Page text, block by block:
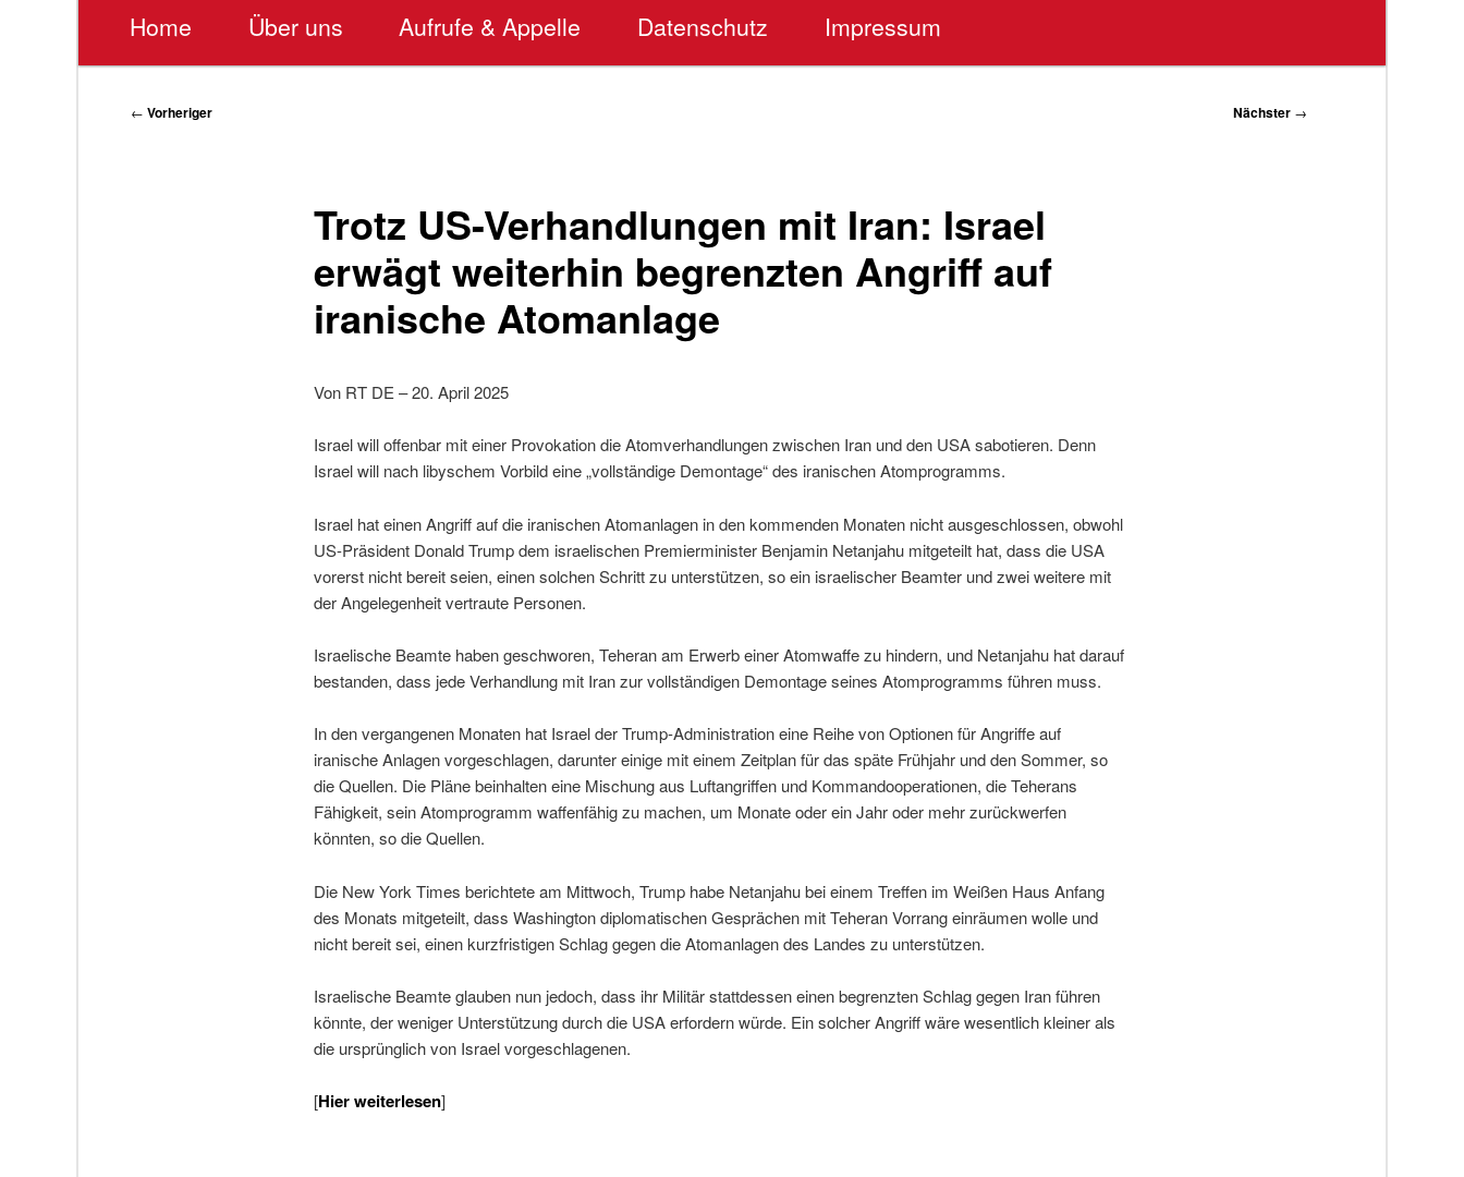
Home Über uns Aufrufe & Appelle Datenschutz Impressum
Beitragsnavigation
← Vorheriger Nächster →
Trotz US-Verhandlungen mit Iran: Israel
erwägt weiterhin begrenzten Angriff auf
iranische Atomanlage
Von RT DE – 20. April 2025
Israel will offenbar mit einer Provokation die Atomverhandlungen zwischen Iran und den USA sabotieren. Denn
Israel will nach libyschem Vorbild eine „vollständige Demontage“ des iranischen Atomprogramms.
Israel hat einen Angriff auf die iranischen Atomanlagen in den kommenden Monaten nicht ausgeschlossen, obwohl
US-Präsident Donald Trump dem israelischen Premierminister Benjamin Netanjahu mitgeteilt hat, dass die USA
vorerst nicht bereit seien, einen solchen Schritt zu unterstützen, so ein israelischer Beamter und zwei weitere mit
der Angelegenheit vertraute Personen.
Israelische Beamte haben geschworen, Teheran am Erwerb einer Atomwaffe zu hindern, und Netanjahu hat darauf
bestanden, dass jede Verhandlung mit Iran zur vollständigen Demontage seines Atomprogramms führen muss.
In den vergangenen Monaten hat Israel der Trump-Administration eine Reihe von Optionen für Angriffe auf
iranische Anlagen vorgeschlagen, darunter einige mit einem Zeitplan für das späte Frühjahr und den Sommer, so
die Quellen. Die Pläne beinhalten eine Mischung aus Luftangriffen und Kommandooperationen, die Teherans
Fähigkeit, sein Atomprogramm waffenfähig zu machen, um Monate oder ein Jahr oder mehr zurückwerfen
könnten, so die Quellen.
Die New York Times berichtete am Mittwoch, Trump habe Netanjahu bei einem Treffen im Weißen Haus Anfang
des Monats mitgeteilt, dass Washington diplomatischen Gesprächen mit Teheran Vorrang einräumen wolle und
nicht bereit sei, einen kurzfristigen Schlag gegen die Atomanlagen des Landes zu unterstützen.
Israelische Beamte glauben nun jedoch, dass ihr Militär stattdessen einen begrenzten Schlag gegen Iran führen
könnte, der weniger Unterstützung durch die USA erfordern würde. Ein solcher Angriff wäre wesentlich kleiner als
die ursprünglich von Israel vorgeschlagenen.
[Hier weiterlesen]